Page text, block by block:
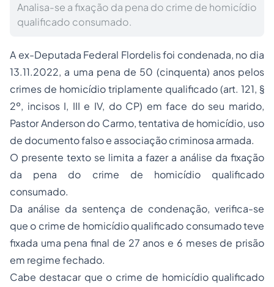
Analisa-se a fixação da pena do crime de homicídio
qualificado consumado.
A ex-Deputada Federal Flordelis foi condenada, no dia
13.11.2022, a uma pena de 50 (cinquenta) anos pelos
crimes de homicídio triplamente qualificado (art. 121, §
2º, incisos I, III e IV, do CP) em face do seu marido,
Pastor Anderson do Carmo, tentativa de homicídio, uso
de documento falso e associação criminosa armada.
O presente texto se limita a fazer a análise da fixação
da pena do crime de homicídio qualificado
consumado.
Da análise da sentença de condenação, verifica-se
que o crime de homicídio qualificado consumado teve
fixada uma pena final de 27 anos e 6 meses de prisão
em regime fechado.
Cabe destacar que o crime de homicídio qualificado